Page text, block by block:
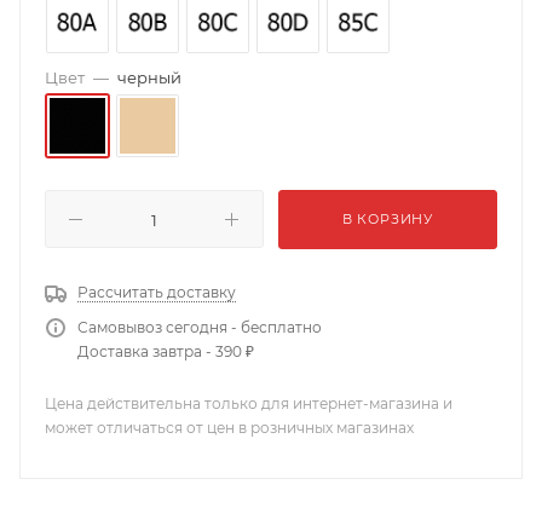
Цвет — черный
В КОРЗИНУ
Рассчитать доставку
Самовывоз сегодня - бесплатно
Доставка завтра - 390 ₽
Цена действительна только для интернет-магазина и
может отличаться от цен в розничных магазинах